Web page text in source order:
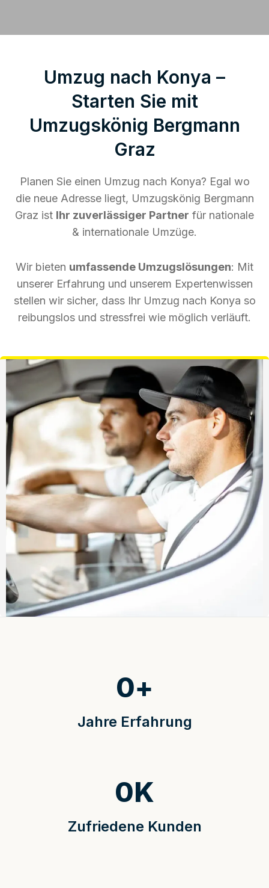
Umzug nach Konya –
Starten Sie mit
Umzugskönig Bergmann
Graz
Planen Sie einen Umzug nach Konya? Egal wo
die neue Adresse liegt, Umzugskönig Bergmann
Graz ist Ihr zuverlässiger Partner für nationale
& internationale Umzüge.
Wir bieten umfassende Umzugslösungen: Mit
unserer Erfahrung und unserem Expertenwissen
stellen wir sicher, dass Ihr Umzug nach Konya so
reibungslos und stressfrei wie möglich verläuft.
Jahre Erfahrung
0+
Zufriedene Kunden
0K